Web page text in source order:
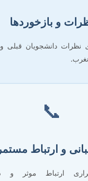
و بازخوردها
نظرات دانشجویان قبلی و
📞
و ارتباط مستمر
ارتباط موثر و